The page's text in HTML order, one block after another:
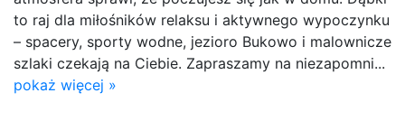
to raj dla miłośników relaksu i aktywnego wypoczynku
– spacery, sporty wodne, jezioro Bukowo i malownicze
szlaki czekają na Ciebie. Zapraszamy na niezapomni...
pokaż więcej »